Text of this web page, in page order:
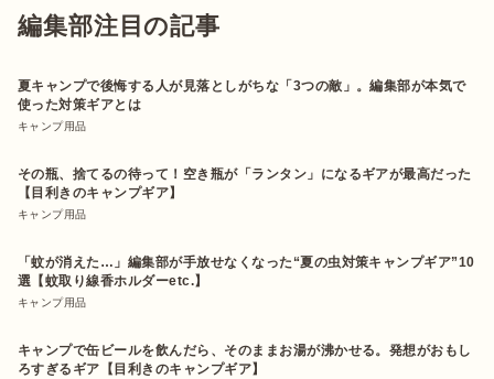
編集部注目の記事
夏キャンプで後悔する人が見落としがちな「3つの敵」。編集部が本気で
使った対策ギアとは
キャンプ用品
その瓶、捨てるの待って！空き瓶が「ランタン」になるギアが最高だった
【目利きのキャンプギア】
キャンプ用品
「蚊が消えた…」編集部が手放せなくなった“夏の虫対策キャンプギア”10
選【蚊取り線香ホルダーetc.】
キャンプ用品
キャンプで缶ビールを飲んだら、そのままお湯が沸かせる。発想がおもし
ろすぎるギア【目利きのキャンプギア】